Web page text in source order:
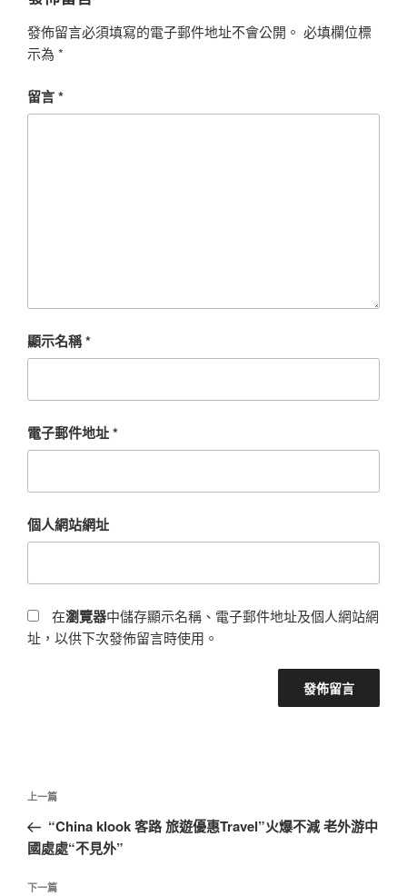
發佈留言必須填寫的電子郵件地址不會公開。 必填欄位標
示為 *
留言*
顯示名稱*
電子郵件地址*
個人網站網址
在瀏覽器中儲存顯示名稱、電子郵件地址及個人網站網
址，以供下次發佈留言時使用。
文
導
覽
上
一
篇
章
上一篇
“China klook 客路 旅遊優惠Travel”火爆不減 老外游中
國處處“不見外”
下
下一篇